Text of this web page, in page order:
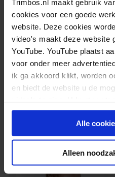
Trimbos.nl maakt gebruik
cookies voor een goede
website. Deze cookies
video's maakt deze website
YouTube. YouTube plaatst
voor onder meer
ik ga akkoord klikt, worden
en biedt de website u de
intrekken.
Alle
Alleen
beoordeling door de
Houd de
voor de meest actuele